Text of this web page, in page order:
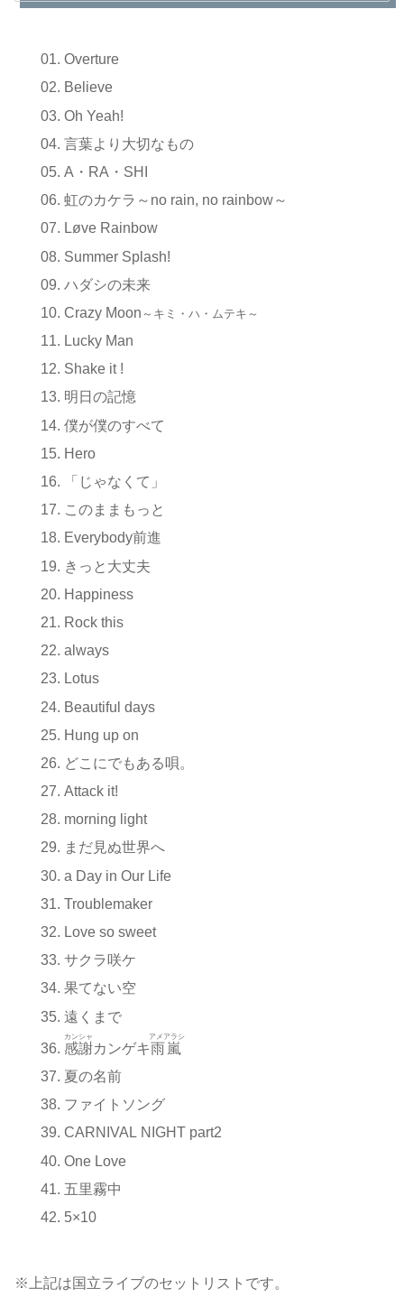
Overture
Believe
Oh Yeah!
言葉より大切なもの
A・RA・SHI
虹のカケラ～no rain, no rainbow～
Løve Rainbow
Summer Splash!
ハダシの未来
Crazy Moon ～キミ・ハ・ムテキ～
Lucky Man
Shake it !
明日の記憶
僕が僕のすべて
Hero
「じゃなくて」
このままもっと
Everybody前進
きっと大丈夫
Happiness
Rock this
always
Lotus
Beautiful days
Hung up on
どこにでもある唄。
Attack it!
morning light
まだ見ぬ世界へ
a Day in Our Life
Troublemaker
Love so sweet
サクラ咲ケ
果てない空
遠くまで
感謝
カンシャ
カンゲキ雨嵐
アメアラシ
夏の名前
ファイトソング
CARNIVAL NIGHT part2
One Love
五里霧中
5×10
※上記は国立ライブのセットリストです。